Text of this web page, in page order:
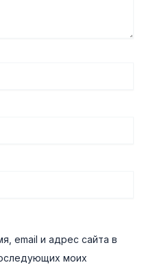
email и адрес сайта в
моих